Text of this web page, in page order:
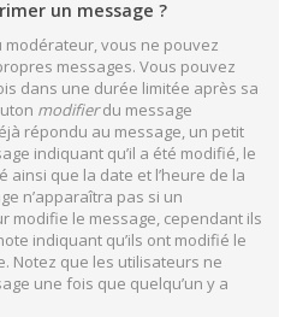
un message ?
modérateur, vous ne pouvez
messages. Vous pouvez
dans une durée limitée après sa
modifierdu message
répondu au message, un petit
indiquant qu’il a été modifié, le
ainsi que la date et l’heure de la
n’apparaîtra pas si un
modifie le message, cependant ils
indiquant qu’ils ont modifié le
Notez que les utilisateurs ne
une fois que quelqu’un y a